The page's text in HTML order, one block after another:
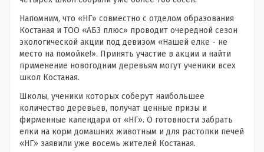
Напомним, что «НГ» совместно с отделом образования
Костаная и ТОО «АБЗ плюс» проводит очередной сезон
экологической акции под девизом «Нашей елке - не
место на помойке!». Принять участие в акции и найти
применение новогодним деревьям могут ученики всех
школ Костаная.
Школы, ученики которых соберут наибольшее
количество деревьев, получат ценные призы и
фирменные календари от «НГ». О готовности забрать
елки на корм домашних животным и для растопки печей
«НГ» заявили уже восемь жителей Костаная.